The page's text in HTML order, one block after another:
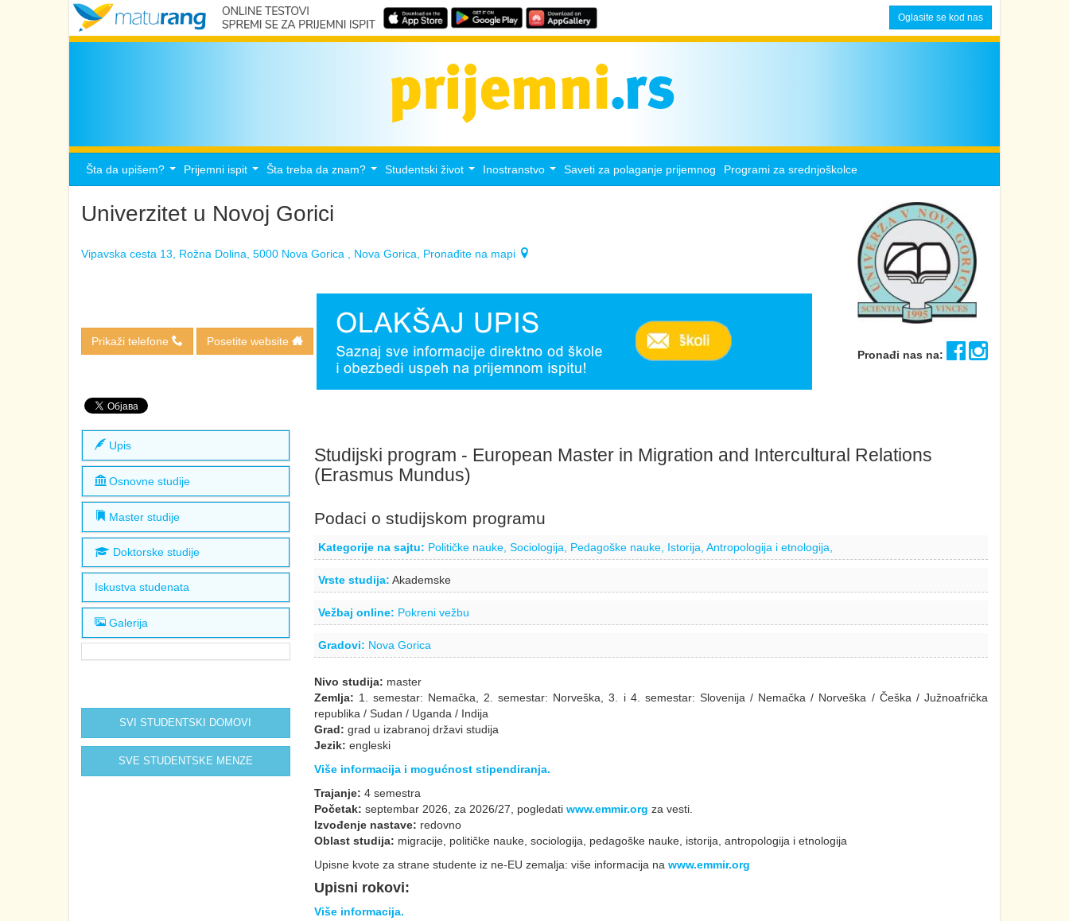
Oglasite se kod nas
Šta da upišem? Prijemni ispit Šta treba da znam? Studentski život Inostranstvo Saveti za polaganje prijemnog Programi za srednjoškolce
Pronađi nas na:
Univerzitet u Novoj Gorici
Vipavska cesta 13, Rožna Dolina, 5000 Nova Gorica , Nova Gorica, Pronađite na mapi
Prikaži telefone Posetite website
Upis
Osnovne studije
Master studije
Doktorske studije
Iskustva studenata
Galerija
SVI STUDENTSKI DOMOVI
SVE STUDENTSKE MENZE
Studijski program - European Master in Migration and Intercultural Relations
(Erasmus Mundus)
Podaci o studijskom programu
Kategorije na sajtu: Političke nauke, Sociologija, Pedagoške nauke, Istorija, Antropologija i etnologija,
Vrste studija: Akademske
Vežbaj online: Pokreni vežbu
Gradovi: Nova Gorica
Nivo studija: master
Zemlja: 1. semestar: Nemačka, 2. semestar: Norveška, 3. i 4. semestar: Slovenija / Nemačka / Norveška / Češka / Južnoafrička
republika / Sudan / Uganda / Indija
Grad: grad u izabranoj državi studija
Jezik: engleski
Više informacija i mogućnost stipendiranja.
Trajanje: 4 semestra
Početak: septembar 2026, za 2026/27, pogledati www.emmir.org za vesti.
Izvođenje nastave: redovno
Oblast studija: migracije, političke nauke, sociologija, pedagoške nauke, istorija, antropologija i etnologija
Upisne kvote za strane studente iz ne-EU zemalja: više informacija na www.emmir.org
Upisni rokovi:
Više informacija.